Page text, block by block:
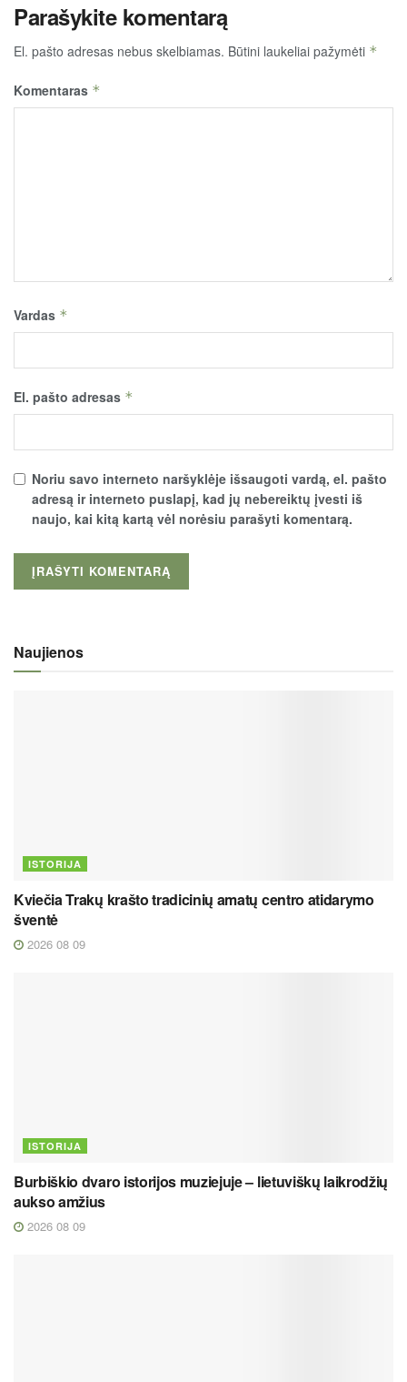
Parašykite komentarą
El. pašto adresas nebus skelbiamas. Būtini laukeliai pažymėti *
Komentaras *
Vardas *
El. pašto adresas *
Noriu savo interneto naršyklėje išsaugoti vardą, el. pašto
adresą ir interneto puslapį, kad jų nebereiktų įvesti iš
naujo, kai kitą kartą vėl norėsiu parašyti komentarą.
Naujienos
ISTORIJA
Kviečia Trakų krašto tradicinių amatų centro atidarymo
šventė
2026 08 09
ISTORIJA
Burbiškio dvaro istorijos muziejuje – lietuviškų laikrodžių
aukso amžius
2026 08 09